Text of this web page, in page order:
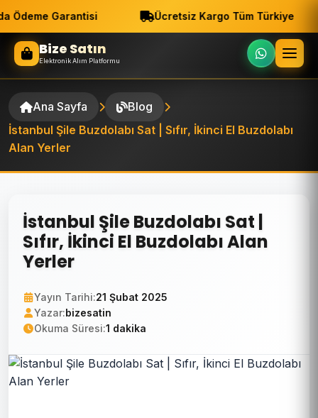
Ödeme Garantisi Ücretsiz Kargo Tüm Türkiye
Bize Satın
Elektronik Alım Platformu
Ana Sayfa
Blog
İstanbul Şile Buzdolabı Sat | Sıfır, İkinci El Buzdolabı
Alan Yerler
İstanbul Şile Buzdolabı Sat |
Sıfır, İkinci El Buzdolabı Alan
Yerler
Yayın Tarihi:21 Şubat 2025
Yazar:bizesatin
Okuma Süresi:1 dakika